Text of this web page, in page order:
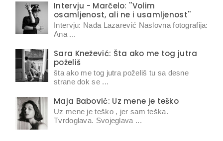
Intervju - Marčelo: ''Volim
osamljenost, ali ne i usamljenost''
Intervju: Nađa Lazarević Naslovna fotografija:
Ana ...
Sara Knežević: Šta ako me tog jutra
poželiš
šta ako me tog jutra poželiš tu sa desne
strane dok se ...
Maja Babović: Uz mene je teško
Uz mene je teško , jer sam teška.
Tvrdoglava. Svojeglava ...